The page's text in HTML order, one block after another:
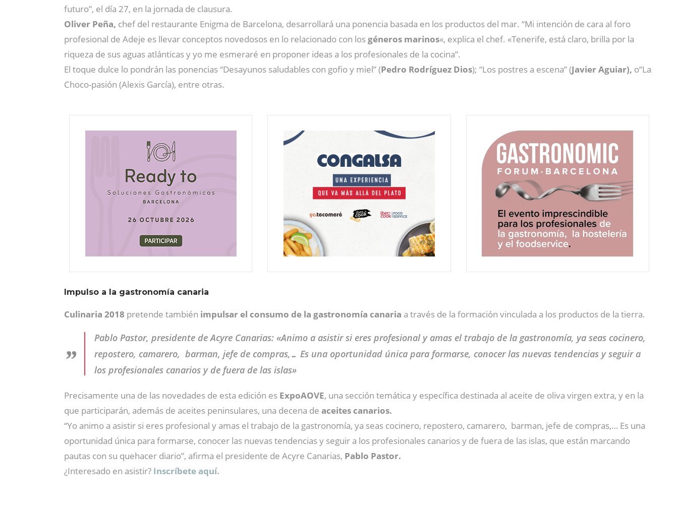
futuro”, el día 27, en la jornada de clausura.
Oliver Peña, chef del restaurante Enigma de Barcelona, desarrollará una ponencia basada en los productos del mar. “Mi intención de cara al foro
profesional de Adeje es llevar conceptos novedosos en lo relacionado con los géneros marinos«, explica el chef. «Tenerife, está claro, brilla por la
riqueza de sus aguas atlánticas y yo me esmeraré en proponer ideas a los profesionales de la cocina”.
El toque dulce lo pondrán las ponencias “Desayunos saludables con gofio y miel” (Pedro Rodríguez Dios); “Los postres a escena” (Javier Aguiar), o“La
Choco-pasión (Alexis García), entre otras.
Impulso a la gastronomía canaria
Culinaria 2018 pretende también impulsar el consumo de la gastronomía canaria a través de la formación vinculada a los productos de la tierra.
Pablo Pastor, presidente de Acyre Canarias: «Animo a asistir si eres profesional y amas el trabajo de la gastronomía, ya seas cocinero,
repostero, camarero, barman, jefe de compras,… Es una oportunidad única para formarse, conocer las nuevas tendencias y seguir a
los profesionales canarios y de fuera de las islas»
Precisamente una de las novedades de esta edición es ExpoAOVE, una sección temática y específica destinada al aceite de oliva virgen extra, y en la
que participarán, además de aceites peninsulares, una decena de aceites canarios.
“Yo animo a asistir si eres profesional y amas el trabajo de la gastronomía, ya seas cocinero, repostero, camarero, barman, jefe de compras,… Es una
oportunidad única para formarse, conocer las nuevas tendencias y seguir a los profesionales canarios y de fuera de las islas, que están marcando
pautas con su quehacer diario”, afirma el presidente de Acyre Canarias, Pablo Pastor.
¿Interesado en asistir? Inscríbete aquí.